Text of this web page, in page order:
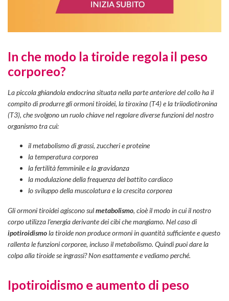
In che modo la tiroide regola il peso
corporeo?
La piccola ghiandola endocrina situata nella parte anteriore del collo ha il
compito di produrre gli ormoni tiroidei, la tiroxina (T4) e la triiodiotironina
(T3), che svolgono un ruolo chiave nel regolare diverse funzioni del nostro
organismo tra cui:
il metabolismo di grassi, zuccheri e proteine
la temperatura corporea
la fertilità femminile e la gravidanza
la modulazione della frequenza del battito cardiaco
lo sviluppo della muscolatura e la crescita corporea
Gli ormoni tiroidei agiscono sulmetabolismo, cioè il modo in cui il nostro
corpo utilizza l’energia derivante dei cibi che mangiamo. Nel caso di
ipotiroidismola tiroide non produce ormoni in quantità sufficiente e questo
rallenta le funzioni corporee, incluso il metabolismo. Quindi puoi dare la
colpa alla tiroide se ingrassi? Non esattamente e vediamo perché.
Ipotiroidismo e aumento di peso